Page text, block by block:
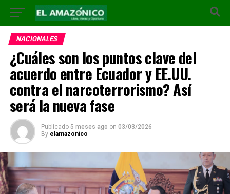
NACIONALES
¿Cuáles son los puntos clave del
acuerdo entre Ecuador y EE.UU.
contra el narcoterrorismo? Así
será la nueva fase
Publicado 5 meses ago on 03/03/2026
By elamazonico